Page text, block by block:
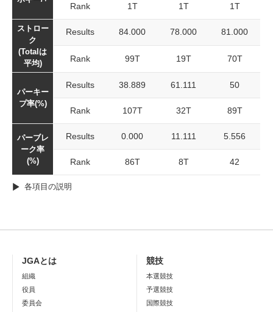
Rank 1T 1T 1T
ストロー
ク
(Totalは
平均)
Results 84.000 78.000 81.000
Rank 99T 19T 70T
パーキー
プ率(%)
Results 38.889 61.111 50
Rank 107T 32T 89T
パーブレ
ーク率
(%)
Results 0.000 11.111 5.556
Rank 86T 8T 42
各項目の説明
JGAとは
組織
役員
委員会
競技
本選競技
予選競技
国際競技